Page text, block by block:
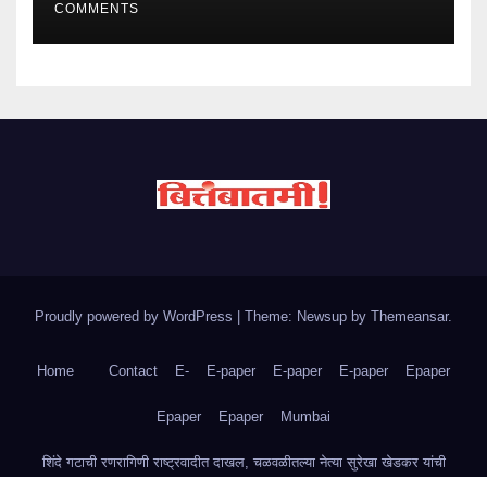
COMMENTS
Proudly powered by WordPress | Theme: Newsup by Themeansar.
Home Contact E- E-paper E-paper E-paper Epaper
Epaper Epaper Mumbai
शिंदे गटाची रणरागिणी राष्ट्रवादीत दाखल, चळवळीतल्या नेत्या सुरेखा खेडकर यांची